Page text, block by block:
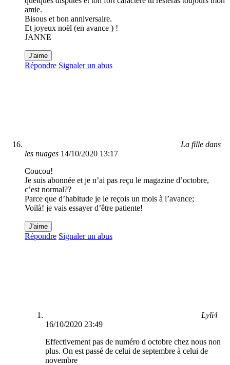
amie.
Bisous et bon anniversaire.
Et joyeux noël (en avance ) !
JANNE
J'aime
Répondre Signaler un abus
La fille dans
les nuages 14/10/2020 13:17
Coucou!
Je suis abonnée et je n’ai pas reçu le magazine d’octobre,
c’est normal??
Parce que d’habitude je le reçois un mois à l’avance;
Voilà! je vais essayer d’être patiente!
J'aime
Répondre Signaler un abus
Lyli4
16/10/2020 23:49
Effectivement pas de numéro d octobre chez nous non
plus. On est passé de celui de septembre à celui de
novembre